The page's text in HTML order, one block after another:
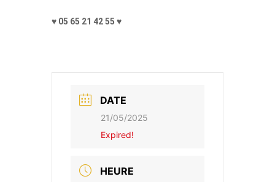
♥ 05 65 21 42 55 ♥
DATE
21/05/2025
Expired!
HEURE